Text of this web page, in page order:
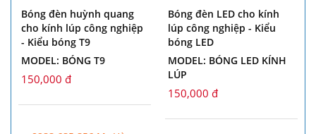
Bóng đèn huỳnh quang
cho kính lúp công nghiệp
- Kiểu bóng T9
MODEL: BÓNG T9
150,000 đ
Bóng đèn LED cho kính
lúp công nghiệp - Kiểu
bóng LED
MODEL: BÓNG LED KÍNH
LÚP
150,000 đ